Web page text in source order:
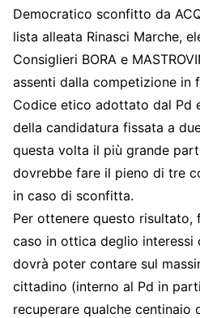
Democratico sconfitto da
lista alleata Rinasci Marche,
Consiglieri BORA e
assenti dalla competizione in
Codice etico adottato dal Pd
della candidatura fissata a
questa volta il più grande
dovrebbe fare il pieno di tre
in caso di sconfitta.
Per ottenere questo risultato,
caso in ottica deglio interessi
dovrà poter contare sul
cittadino (interno al Pd in
recuperare qualche centinaio